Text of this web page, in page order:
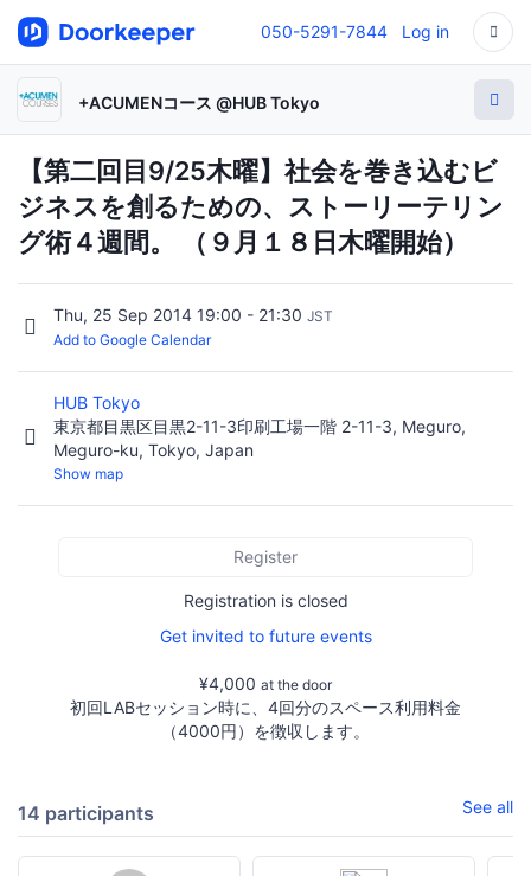
050-5291-7844 Log in
+ACUMENコース @HUB Tokyo
【第二回目9/25木曜】社会を巻き込むビ
ジネスを創るための、ストーリーテリン
グ術４週間。 （９月１８日木曜開始）
Thu, 25 Sep 2014 19:00 - 21:30 JST
Add to Google Calendar
HUB Tokyo
東京都目黒区目黒2-11-3印刷工場一階 2-11-3, Meguro,
Meguro-ku, Tokyo, Japan
Show map
Register
Registration is closed
Get invited to future events
¥4,000 at the door
初回LABセッション時に、4回分のスペース利用料金
（4000円）を徴収します。
14 participants See all